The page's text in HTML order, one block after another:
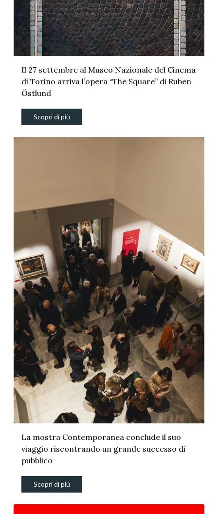
Il 27 settembre al Museo Nazionale del Cinema
di Torino arriva l’opera “The Square” di Ruben
Östlund
Scopri di più
La mostra Contemporanea conclude il suo
viaggio riscontrando un grande successo di
pubblico
Scopri di più